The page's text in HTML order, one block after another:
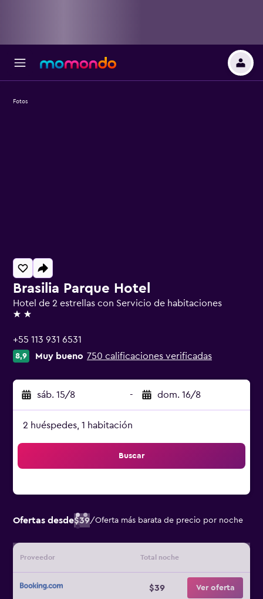
Brasilia Parque Hotel
Hotel de 2 estrellas con Servicio de habitaciones
2 estrellas
+55 113 931 6531
8,9 Muy bueno 750 calificaciones verificadas
sáb. 15/8 - dom. 16/8
2 huéspedes, 1 habitación
Buscar
Ofertas desde$39/Oferta más barata de precio por noche
Proveedor Total noche
$39 Ver oferta
Fotos